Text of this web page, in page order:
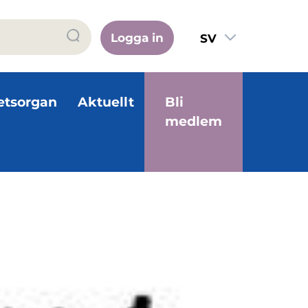
Logga in
SV
Aktuellt
Bli
medlem